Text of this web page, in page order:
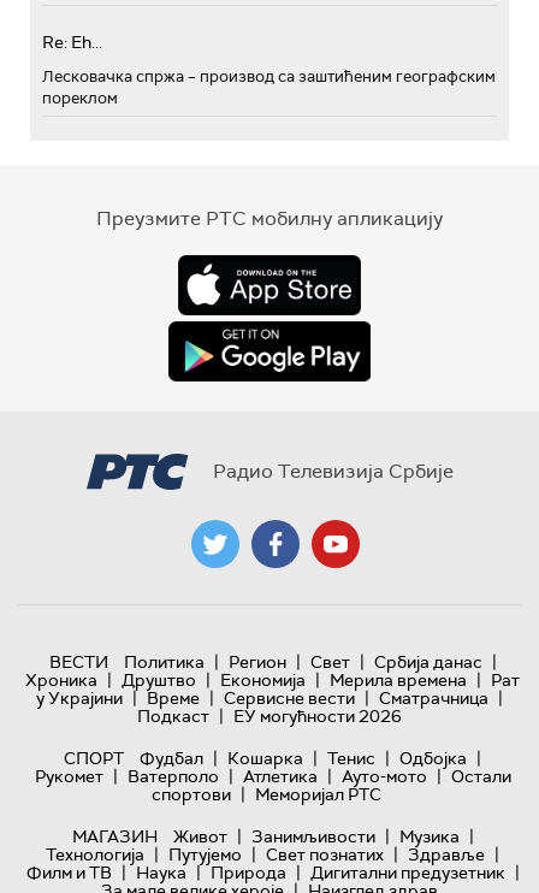
Re: Eh...
Лесковачка спржа – производ са заштићеним географским
пореклом
Преузмите РТС мобилну апликацију
Радио Телевизија Србије
ВЕСТИ Политика | Регион | Свет | Србија данас |
Хроника | Друштво | Економија | Мерила времена | Рат
у Украјини | Време | Сервисне вести | Сматрачница |
Подкаст | ЕУ могућности 2026
СПОРТ
Фудбал | Кошарка | Тенис | Одбојка |
Рукомет | Ватерполо | Атлетика | Ауто-мото | Остали
спортови | Меморијал РТС
МАГАЗИН
Живот | Занимљивости | Музика |
Технологијa | Путујемо | Свет познатих | Здравље |
Филм и ТВ | Наука | Природа | Дигитални предузетник |